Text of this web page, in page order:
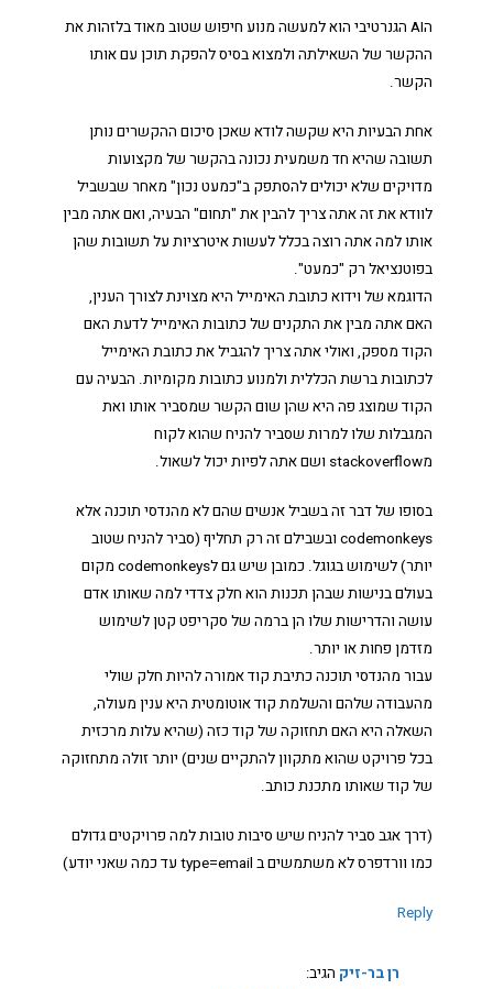
הAI הגנרטיבי הוא למעשה מנוע חיפוש שטוב מאוד בלזהות את
ההקשר של השאילתה ולמצוא בסיס להפקת תוכן עם אותו
הקשר.
אחת הבעיות היא שקשה לודא שאכן סיכום ההקשרים נותן
תשובה שהיא חד משמעית נכונה בהקשר של מקצועות
מדויקים שלא יכולים להסתפק ב"כמעט נכון" מאחר שבשביל
לוודא את זה אתה צריך להבין את "תחום" הבעיה, ואם אתה מבין
אותו למה אתה רוצה בכלל לעשות איטרציות על תשובות שהן
בפוטנציאל רק "כמעט".
הדוגמא של וידוא כתובת האימייל היא מצוינת לצורך הענין,
האם אתה מבין את התקנים של כתובות האימייל לדעת האם
הקוד מספק, ואולי אתה צריך להגביל את כתובת האימייל
לכתובות ברשת הכללית ולמנוע כתובות מקומיות. הבעיה עם
הקוד שמוצג פה היא שהן שום הקשר שמסביר אותו ואת
המגבלות שלו למרות שסביר להניח שהוא לקוח
מstackoverflow ושם אתה לפיות יכול לשאול.
בסופו של דבר זה בשביל אנשים שהם לא מהנדסי תוכנה אלא
codemonkeys ובשבילם זה רק תחליף (סביר להניח שטוב
יותר) לשימוש בגוגל. כמובן שיש גם לcodemonkeys מקום
בעולם בנישות שבהן תכנות הוא חלק צדדי למה שאותו אדם
עושה והדרישות שלו הן ברמה של סקריפט קטן לשימוש
מזדמן פחות או יותר.
עבור מהנדסי תוכנה כתיבת קוד אמורה להיות חלק שולי
מהעבודה שלהם והשלמת קוד אוטומטית היא ענין מעולה,
השאלה היא האם תחזוקה של קוד כזה (שהיא עלות מרכזית
בכל פרויקט שהוא מתקוון להתקיים שנים) יותר זולה מתחזוקה
של קוד שאותו מתכנת כותב.
(דרך אגב סביר להניח שיש סיבות טובות למה פרויקטים גדולם
כמו וורדפרס לא משתמשים ב type=email עד כמה שאני יודע)
Reply
רן בר-זיק הגיב: